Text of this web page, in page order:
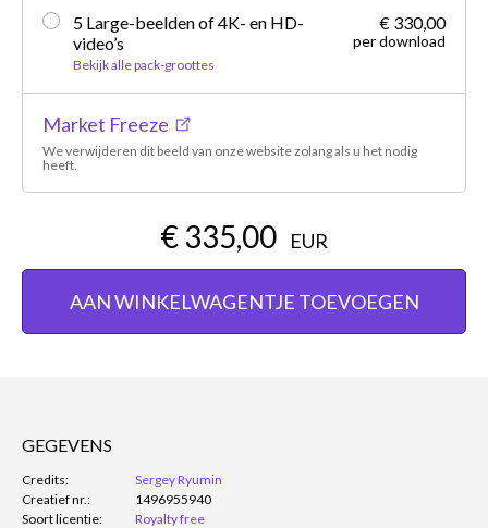
5 Large-beelden of 4K- en HD-
video’s
Bekijk alle pack-groottes
€ 330,00
per download
Market Freeze
We verwijderen dit beeld van onze website zolang als u het nodig
heeft.
€ 335,00 EUR
AAN WINKELWAGENTJE TOEVOEGEN
GEGEVENS
Credits:
Sergey Ryumin
Creatief nr.:
1496955940
Soort licentie:
Royalty free